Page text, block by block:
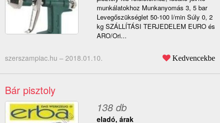
munkálatokhoz Munkanyomás 3, 5 bar
Levegőszükséglet 50-100 l/min Súly 0, 2
kg SZÁLLÍTÁSI TERJEDELEM EURO és
ARO/Ori...
szerszampiac.hu – 2018.01.10. Kedvencekbe
Bár pisztoly
138 db
eladó, árak